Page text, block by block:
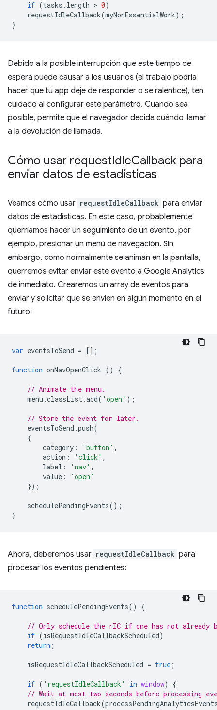
if (tasks . length > 0)
requestIdleCallback(myNonEssentialWork);
}
Debido a la posible interrupción que este tiempo de
espera puede causar a los usuarios (el trabajo podría
hacer que tu app deje de responder o se ralentice), ten
cuidado al configurar este parámetro. Cuando sea
posible, permite que el navegador decida cuándo llamar
a la devolución de llamada.
Cómo usar requestIdleCallback para
enviar datos de estadísticas
Veamos cómo usar requestIdleCallback para enviar
datos de estadísticas. En este caso, probablemente
querríamos hacer un seguimiento de un evento, por
ejemplo, presionar un menú de navegación. Sin
embargo, como normalmente se animan en la pantalla,
querremos evitar enviar este evento a Google Analytics
de inmediato. Crearemos un array de eventos para
enviar y solicitar que se envíen en algún momento en el
futuro:
var eventsToSend = [];
function onNavOpenClick () {
// Animate the menu.
menu .classList.add( 'open' );
// Store the event for later.
eventsToSend .push(
{
category : 'button' ,
action : 'click' ,
label : 'nav' ,
value :
'open'
});
schedulePendingEvents();
}
Ahora, deberemos usar requestIdleCallback para
procesar los eventos pendientes:
function schedulePendingEvents() {
// Only schedule the rIC if one has not already
if (isRequestIdleCallbackScheduled)
return ;
isRequestIdleCallbackScheduled = true ;
if ( 'requestIdleCallback' in window)
{
// Wait at most two seconds before processing
requestIdleCallback(